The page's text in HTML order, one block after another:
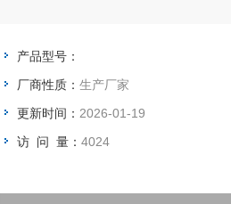
产品型号：
厂商性质： 生产厂家
更新时间： 2026-01-19
访 问 量： 4024